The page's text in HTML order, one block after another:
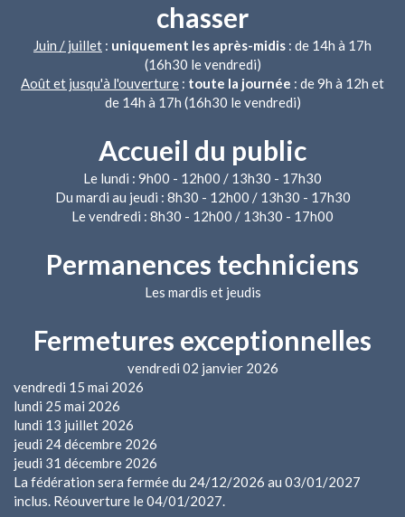
chasser
Juin / juillet : uniquement les après-midis : de 14h à 17h
(16h30 le vendredi)
Août et jusqu'à l'ouverture : toute la journée : de 9h à 12h et
de 14h à 17h (16h30 le vendredi)
Accueil du public
Le lundi : 9h00 - 12h00 / 13h30 - 17h30
Du mardi au jeudi : 8h30 - 12h00 / 13h30 - 17h30
Le vendredi : 8h30 - 12h00 / 13h30 - 17h00
Permanences techniciens
Les mardis et jeudis
Fermetures exceptionnelles
vendredi 02 janvier 2026
vendredi 15 mai 2026
lundi 25 mai 2026
lundi 13 juillet 2026
jeudi 24 décembre 2026
jeudi 31 décembre 2026
La fédération sera fermée du 24/12/2026 au 03/01/2027
inclus. Réouverture le 04/01/2027.